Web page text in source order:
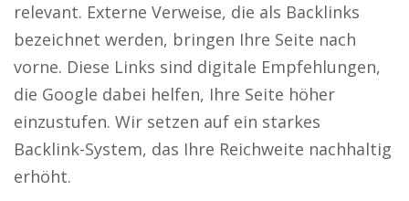
relevant. Externe Verweise, die als Backlinks
bezeichnet werden, bringen Ihre Seite nach
vorne. Diese Links sind digitale Empfehlungen,
die Google dabei helfen, Ihre Seite höher
einzustufen. Wir setzen auf ein starkes
Backlink-System, das Ihre Reichweite nachhaltig
erhöht.